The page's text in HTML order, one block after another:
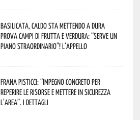
Basilicata, caldo sta mettendo a dura
prova campi di frutta e verdura: “Serve un
piano straordinario”! L’appello
Frana Pisticci: “Impegno concreto per
reperire le risorse e mettere in sicurezza
l’area”. I dettagli